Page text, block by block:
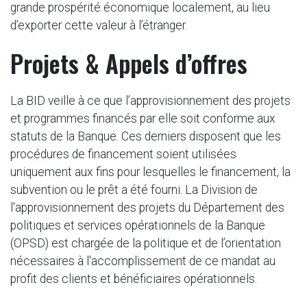
grande prospérité économique localement, au lieu
d’exporter cette valeur à l’étranger.
Projets & Appels d’offres
La BID veille à ce que l’approvisionnement des projets
et programmes financés par elle soit conforme aux
statuts de la Banque. Ces derniers disposent que les
procédures de financement soient utilisées
uniquement aux fins pour lesquelles le financement, la
subvention ou le prêt a été fourni. La Division de
l'approvisionnement des projets du Département des
politiques et services opérationnels de la Banque
(OPSD) est chargée de la politique et de l’orientation
nécessaires à l'accomplissement de ce mandat au
profit des clients et bénéficiaires opérationnels.